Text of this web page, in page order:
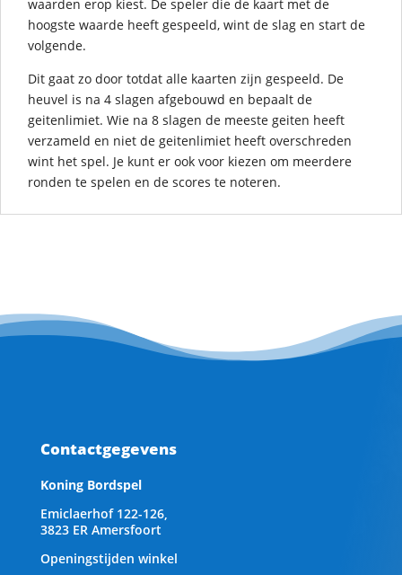
waarden erop kiest. De speler die de kaart met de
hoogste waarde heeft gespeeld, wint de slag en start de
volgende.
Dit gaat zo door totdat alle kaarten zijn gespeeld. De
heuvel is na 4 slagen afgebouwd en bepaalt de
geitenlimiet. Wie na 8 slagen de meeste geiten heeft
verzameld en niet de geitenlimiet heeft overschreden
wint het spel. Je kunt er ook voor kiezen om meerdere
ronden te spelen en de scores te noteren.
Contactgegevens
Koning Bordspel
Emiclaerhof 122-126,
3823 ER Amersfoort
Openingstijden winkel